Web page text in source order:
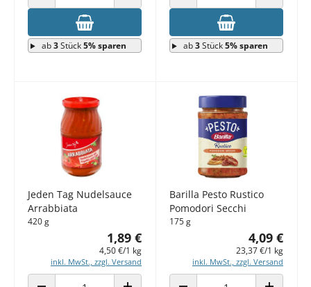
ANZAHL VERRINGERN ANZAHL ERHÖHEN
ab3Stück5% sparen
ANZAHL VERRINGERN ANZAHL
ab3Stück5% sparen
Jeden Tag Nudelsauce
Arrabbiata
420 g
1,89 €
4,50 €/1 kg
inkl. MwSt., zzgl. Versand
Barilla Pesto Rustico
Pomodori Secchi
175 g
4,09 €
23,37 €/1 kg
inkl. MwSt., zzgl. Versand